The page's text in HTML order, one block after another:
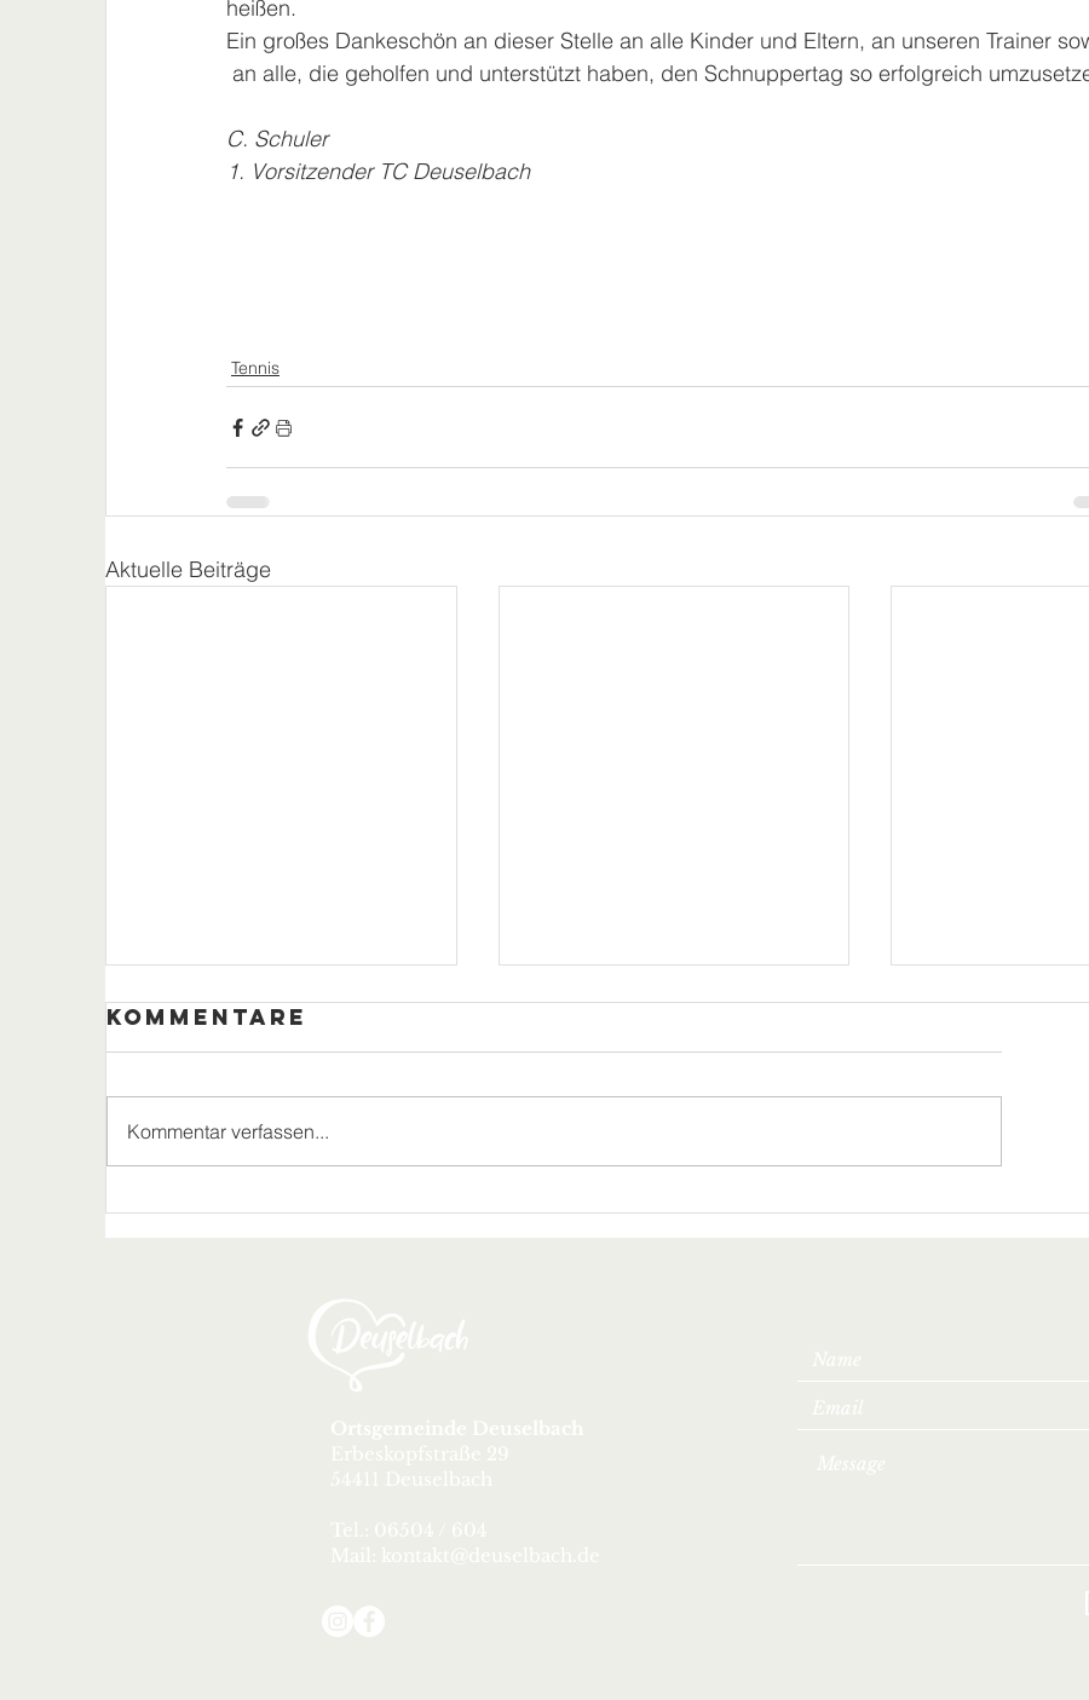
heißen.
Ein großes Dankeschön an dieser Stelle an alle Kinder und Eltern, an unseren Trainer
an alle, die geholfen und unterstützt haben, den Schnuppertag so erfolgreich
C. Schuler
1. Vorsitzender TC Deuselbach
Tennis
Aktuelle Beiträge
Die Teams des
Kommentare
Kommentar verfassen...